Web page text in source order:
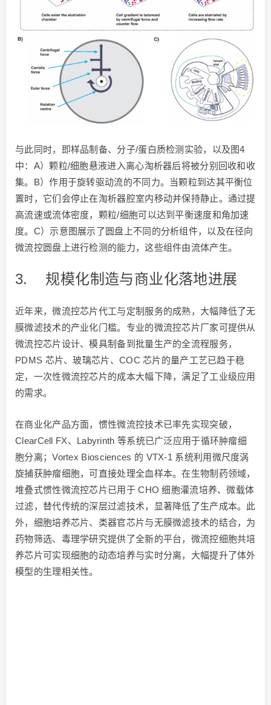
与此同时，即样品制备、分子/蛋白质检测实验，以及图4
中：A）颗粒/细胞悬液进入离心淘析器后将被分别回收和收
集。B）作用于旋转驱动流的不同力。当颗粒到达其平衡位
置时，它们会停止在淘析器腔室内移动并保持静止。通过提
高流速或流体密度，颗粒/细胞可以达到平衡速度和角加速
度。C）示意图展示了圆盘上不同的分析组件，以及在径向
微流控圆盘上进行检测的能力，这些组件由流体产生。
3. 规模化制造与商业化落地进展
近年来，微流控芯片代工与定制服务的成熟，大幅降低了无
膜微滤技术的产业化门槛。专业的微流控芯片厂家可提供从
微流控芯片设计、模具制备到批量生产的全流程服务，
PDMS 芯片、玻璃芯片、COC 芯片的量产工艺已趋于稳
定，一次性微流控芯片的成本大幅下降，满足了工业级应用
的需求。
在商业化产品方面，惯性微流控技术已率先实现突破，
ClearCell FX、Labyrinth 等系统已广泛应用于循环肿瘤细
胞分离；Vortex Biosciences 的 VTX-1 系统利用微尺度涡
旋捕获肿瘤细胞，可直接处理全血样本。在生物制药领域，
堆叠式惯性微流控芯片已用于 CHO 细胞灌流培养、微载体
过滤，替代传统的深层过滤技术，显著降低了生产成本。此
外，细胞培养芯片、类器官芯片与无膜微滤技术的结合，为
药物筛选、毒理学研究提供了全新的平台，微流控细胞共培
养芯片可实现细胞的动态培养与实时分离，大幅提升了体外
模型的生理相关性。